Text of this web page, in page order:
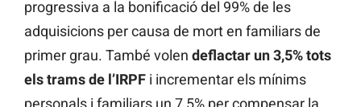
progressiva a la bonificació del 99% de les
adquisicions per causa de mort en familiars de
primer grau. També volen deflactar un 3,5% tots
els trams de l’IRPF i incrementar els mínims